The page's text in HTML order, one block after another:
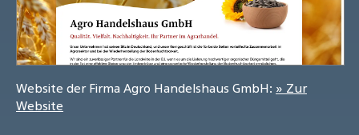
Website der Firma Agro Handelshaus GmbH: » Zur
Website